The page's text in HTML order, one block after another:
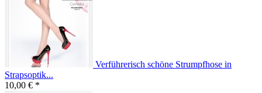
Verführerisch schöne Strumpfhose in
Strapsoptik...
10,00 € *